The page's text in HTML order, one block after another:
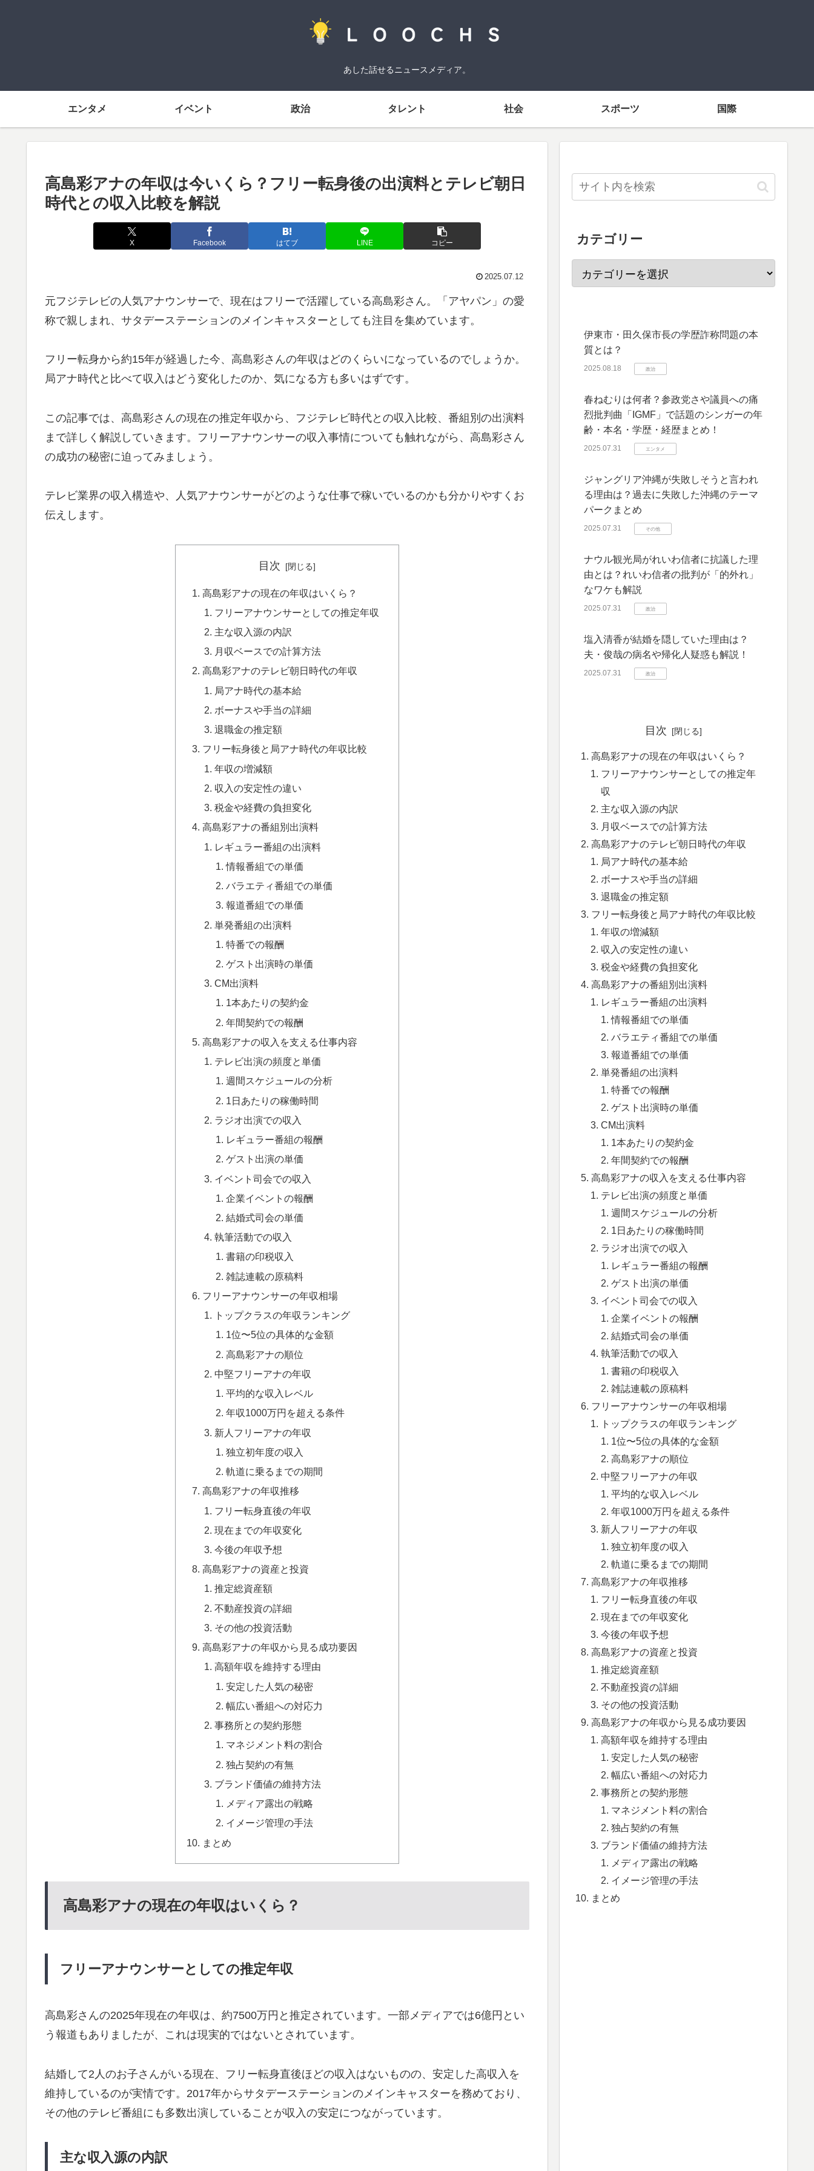
あした話せるニュースメディア。
エンタメ イベント 政治 タレント 社会 スポーツ 国際
高島彩アナの年収は今いくら？フリー転身後の出演料とテレビ朝日
時代との収入比較を解説
X Facebook はてブ LINE コピー
2025.07.12
元フジテレビの人気アナウンサーで、現在はフリーで活躍している高島彩さん。「アヤパン」の愛
称で親しまれ、サタデーステーションのメインキャスターとしても注目を集めています。
フリー転身から約15年が経過した今、高島彩さんの年収はどのくらいになっているのでしょうか。
局アナ時代と比べて収入はどう変化したのか、気になる方も多いはずです。
この記事では、高島彩さんの現在の推定年収から、フジテレビ時代との収入比較、番組別の出演料
まで詳しく解説していきます。フリーアナウンサーの収入事情についても触れながら、高島彩さん
の成功の秘密に迫ってみましょう。
テレビ業界の収入構造や、人気アナウンサーがどのような仕事で稼いでいるのかも分かりやすくお
伝えします。
目次
高島彩アナの現在の年収はいくら？
フリーアナウンサーとしての推定年収
主な収入源の内訳
月収ベースでの計算方法
高島彩アナのテレビ朝日時代の年収
局アナ時代の基本給
ボーナスや手当の詳細
退職金の推定額
フリー転身後と局アナ時代の年収比較
年収の増減額
収入の安定性の違い
税金や経費の負担変化
高島彩アナの番組別出演料
レギュラー番組の出演料
情報番組での単価
バラエティ番組での単価
報道番組での単価
単発番組の出演料
特番での報酬
ゲスト出演時の単価
CM出演料
1本あたりの契約金
年間契約での報酬
高島彩アナの収入を支える仕事内容
テレビ出演の頻度と単価
週間スケジュールの分析
1日あたりの稼働時間
ラジオ出演での収入
レギュラー番組の報酬
ゲスト出演の単価
イベント司会での収入
企業イベントの報酬
結婚式司会の単価
執筆活動での収入
書籍の印税収入
雑誌連載の原稿料
フリーアナウンサーの年収相場
トップクラスの年収ランキング
1位〜5位の具体的な金額
高島彩アナの順位
中堅フリーアナの年収
平均的な収入レベル
年収1000万円を超える条件
新人フリーアナの年収
独立初年度の収入
軌道に乗るまでの期間
高島彩アナの年収推移
フリー転身直後の年収
現在までの年収変化
今後の年収予想
高島彩アナの資産と投資
推定総資産額
不動産投資の詳細
その他の投資活動
高島彩アナの年収から見る成功要因
高額年収を維持する理由
安定した人気の秘密
幅広い番組への対応力
事務所との契約形態
マネジメント料の割合
独占契約の有無
ブランド価値の維持方法
メディア露出の戦略
イメージ管理の手法
まとめ
高島彩アナの現在の年収はいくら？
フリーアナウンサーとしての推定年収
高島彩さんの2025年現在の年収は、約7500万円と推定されています。一部メディアでは6億円とい
う報道もありましたが、これは現実的ではないとされています。
結婚して2人のお子さんがいる現在、フリー転身直後ほどの収入はないものの、安定した高収入を
維持しているのが実情です。2017年からサタデーステーションのメインキャスターを務めており、
その他のテレビ番組にも多数出演していることが収入の安定につながっています。
主な収入源の内訳
カテゴリー
伊東市・田久保市長の学歴詐称問題の本
質とは？
2025.08.18 政治
春ねむりは何者？参政党さや議員への痛
烈批判曲「IGMF」で話題のシンガーの年
齢・本名・学歴・経歴まとめ！
2025.07.31 エンタメ
ジャングリア沖縄が失敗しそうと言われ
る理由は？過去に失敗した沖縄のテーマ
パークまとめ
2025.07.31 その他
ナウル観光局がれいわ信者に抗議した理
由とは？れいわ信者の批判が「的外れ」
なワケも解説
2025.07.31 政治
塩入清香が結婚を隠していた理由は？
夫・俊哉の病名や帰化人疑惑も解説！
2025.07.31 政治
目次
高島彩アナの現在の年収はいくら？
フリーアナウンサーとしての推定年
収
主な収入源の内訳
月収ベースでの計算方法
高島彩アナのテレビ朝日時代の年収
局アナ時代の基本給
ボーナスや手当の詳細
退職金の推定額
フリー転身後と局アナ時代の年収比較
年収の増減額
収入の安定性の違い
税金や経費の負担変化
高島彩アナの番組別出演料
レギュラー番組の出演料
情報番組での単価
バラエティ番組での単価
報道番組での単価
単発番組の出演料
特番での報酬
ゲスト出演時の単価
CM出演料
1本あたりの契約金
年間契約での報酬
高島彩アナの収入を支える仕事内容
テレビ出演の頻度と単価
週間スケジュールの分析
1日あたりの稼働時間
ラジオ出演での収入
レギュラー番組の報酬
ゲスト出演の単価
イベント司会での収入
企業イベントの報酬
結婚式司会の単価
執筆活動での収入
書籍の印税収入
雑誌連載の原稿料
フリーアナウンサーの年収相場
トップクラスの年収ランキング
1位〜5位の具体的な金額
高島彩アナの順位
中堅フリーアナの年収
平均的な収入レベル
年収1000万円を超える条件
新人フリーアナの年収
独立初年度の収入
軌道に乗るまでの期間
高島彩アナの年収推移
フリー転身直後の年収
現在までの年収変化
今後の年収予想
高島彩アナの資産と投資
推定総資産額
不動産投資の詳細
その他の投資活動
高島彩アナの年収から見る成功要因
高額年収を維持する理由
安定した人気の秘密
幅広い番組への対応力
事務所との契約形態
マネジメント料の割合
独占契約の有無
ブランド価値の維持方法
メディア露出の戦略
イメージ管理の手法
まとめ